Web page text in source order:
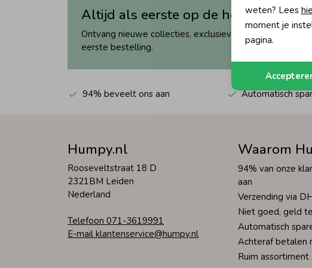
Altijd als eerste op de hoogte?
Ontvang nieuwe collecties, exclusieve acties én direct
eerste bestelling.
94% beveelt ons aan Automatisch
Humpy.nl
Rooseveltstraat 18 D
2321BM Leiden
Nederland
Telefoon 071-3619991
E-mail klantenservice@humpy.nl
Waarom
94% van onze
aan
Verzending via
Niet goed, geld
Automatisch
Achteraf betalen
Ruim assortiment
weten? Lees
moment je
pagina.